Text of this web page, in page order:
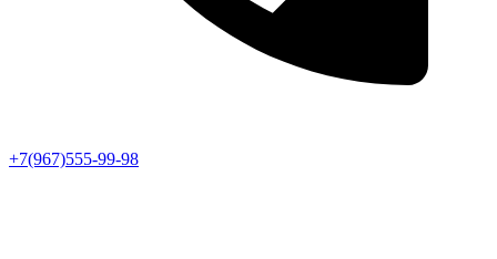
+7(967)555-99-98